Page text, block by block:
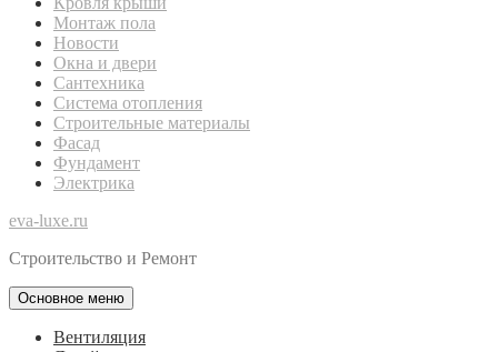
Монтаж пола
Новости
Окна и двери
Сантехника
Система отопления
Строительные материалы
Фасад
Фундамент
Электрика
eva-luxe.ru
Строительство и Ремонт
Основное меню
Вентиляция